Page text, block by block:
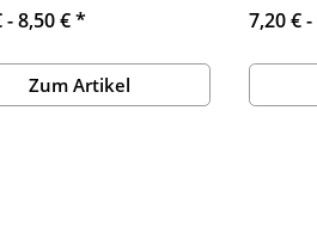
-8,50 €*
Zum Artikel
7,20 € -